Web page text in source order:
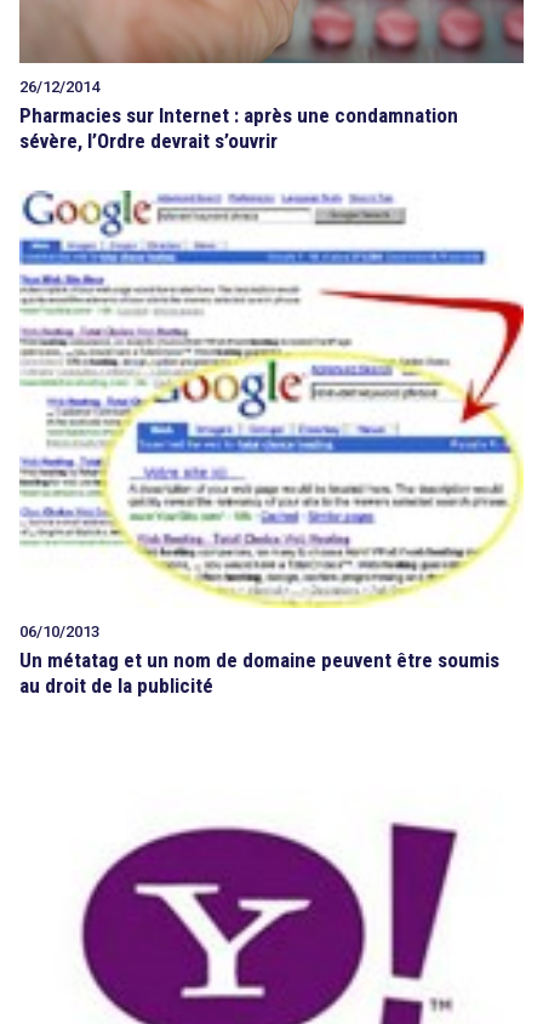
26/12/2014
Pharmacies sur Internet : après une condamnation
sévère, l’Ordre devrait s’ouvrir
06/10/2013
Un métatag et un nom de domaine peuvent être soumis
au droit de la publicité